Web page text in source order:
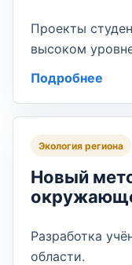
Проекты
высоком
Подробнее
Экология региона
Новый
Разработка
области.